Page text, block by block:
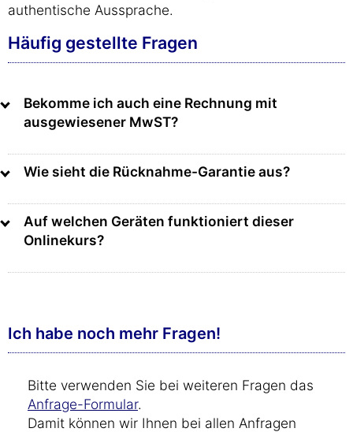
authentische Aussprache.
Häufig gestellte Fragen
Bekomme ich auch eine Rechnung mit
ausgewiesener MwST?
Wie sieht die Rücknahme-Garantie aus?
Auf welchen Geräten funktioniert dieser
Onlinekurs?
Ich habe noch mehr Fragen!
Bitte verwenden Sie bei weiteren Fragen das
Anfrage-Formular.
Damit können wir Ihnen bei allen Anfragen